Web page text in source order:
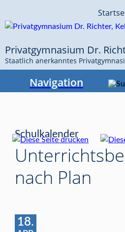
überspringen
Privatgymnasium Dr.
Staatlich anerkanntes
Navigation
Schulkalender
nach Plan
18.